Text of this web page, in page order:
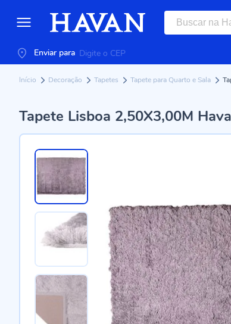
Enviar para
Início Decoração Tapetes Tapete para Quarto e Sala
Tapete Lisboa 2,50X3,00M